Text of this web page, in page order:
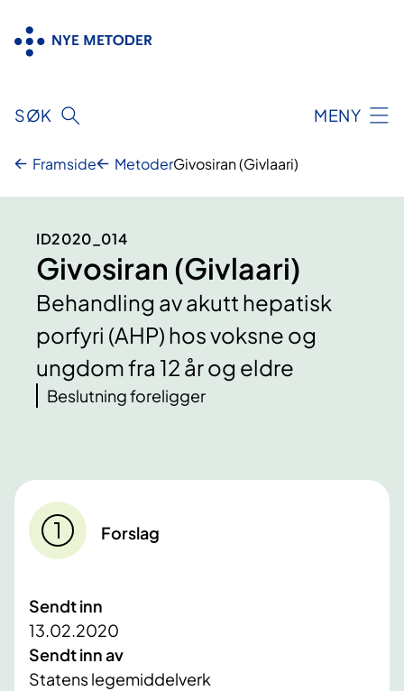
innhold
SØK MENY
Framside MetoderGivosiran (Givlaari)
ID2020_014
Givosiran (Givlaari)
Behandling av akutt hepatisk
porfyri (AHP) hos voksne og
ungdom fra 12 år og eldre
Beslutning foreligger
Forslag
Sendt inn
13.02.2020
Sendt inn av
Statens legemiddelverk